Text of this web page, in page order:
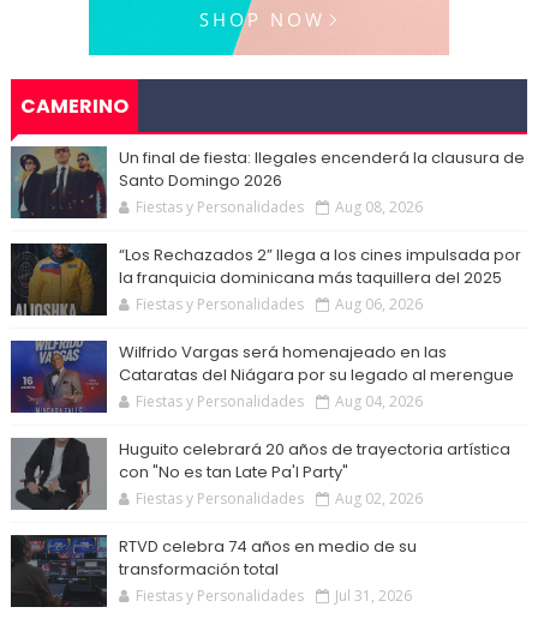
CAMERINO
Un final de fiesta: Ilegales encenderá la clausura de
Santo Domingo 2026
Fiestas y Personalidades Aug 08, 2026
“Los Rechazados 2” llega a los cines impulsada por
la franquicia dominicana más taquillera del 2025
Fiestas y Personalidades Aug 06, 2026
Wilfrido Vargas será homenajeado en las
Cataratas del Niágara por su legado al merengue
Fiestas y Personalidades Aug 04, 2026
Huguito celebrará 20 años de trayectoria artística
con "No es tan Late Pa'l Party"
Fiestas y Personalidades Aug 02, 2026
RTVD celebra 74 años en medio de su
transformación total
Fiestas y Personalidades Jul 31, 2026